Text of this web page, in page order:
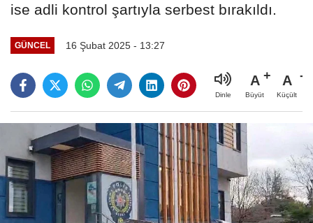
ise adli kontrol şartıyla serbest bırakıldı.
GÜNCEL 16 Şubat 2025 - 13:27
Dinle
A
Büyüt
A
Küçült